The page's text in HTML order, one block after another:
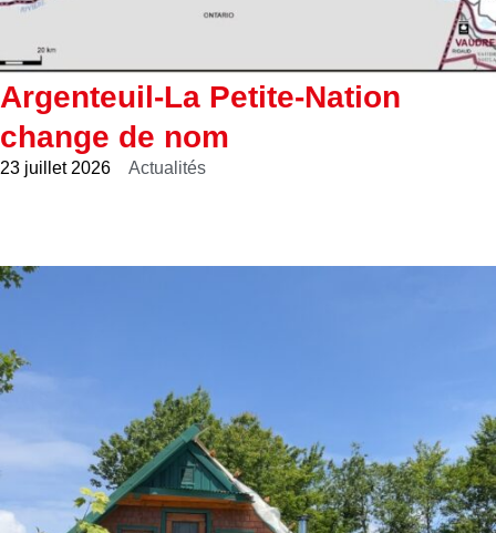
Argenteuil-La Petite-Nation
change de nom
23 juillet 2026 Actualités